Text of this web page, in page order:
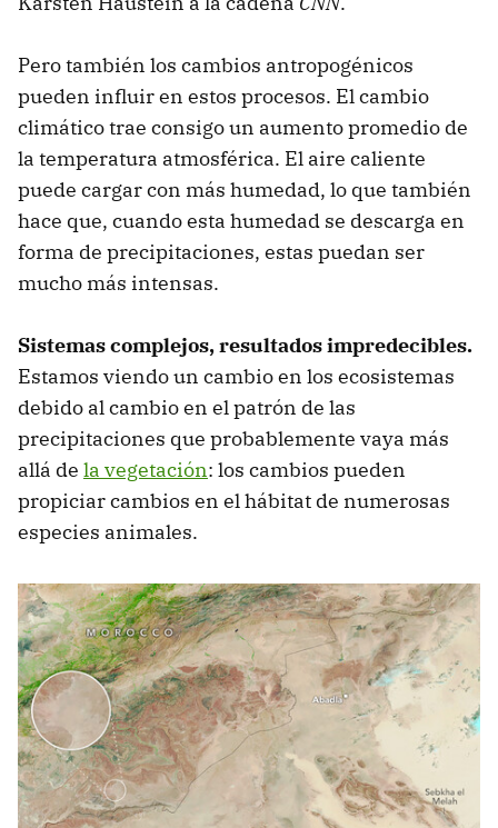
Pero también los cambios antropogénicos
pueden influir en estos procesos. El cambio
climático trae consigo un aumento promedio de
la temperatura atmosférica. El aire caliente
puede cargar con más humedad, lo que también
hace que, cuando esta humedad se descarga en
forma de precipitaciones, estas puedan ser
mucho más intensas.
Sistemas complejos, resultados impredecibles.
Estamos viendo un cambio en los ecosistemas
debido al cambio en el patrón de las
precipitaciones que probablemente vaya más
allá de la vegetación: los cambios pueden
propiciar cambios en el hábitat de numerosas
especies animales.